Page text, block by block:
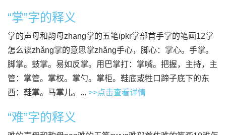
“掌”字的释义
掌的声母和韵母zhang掌的五笔ipkr掌部首手掌的笔画12掌
怎么读zhǎng掌的意思掌zhǎng手心，脚心：掌心。手掌。
脚掌。鼓掌。易如反掌。用巴掌打：掌嘴。把握，主持，主
管：掌管。掌权。掌勺。掌柜。鞋底或牲口蹄子底下的东
西：鞋掌。马掌儿。... >>点击查看详情
“难”字的释义